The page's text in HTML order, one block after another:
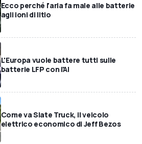
Ecco perché l'aria fa male alle batterie
agli ioni di litio
L'Europa vuole battere tutti sulle
batterie LFP con l'AI
Come va Slate Truck, il veicolo
elettrico economico di Jeff Bezos